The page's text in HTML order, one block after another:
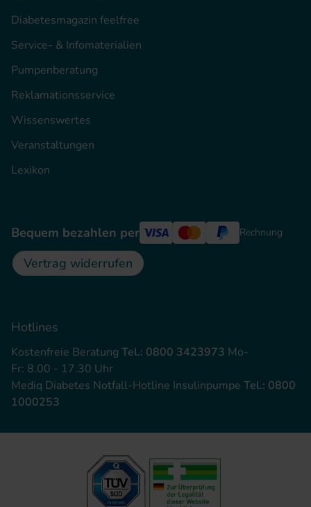
Diabetesmagazin feelfree
Service- & Infomaterialien
Pumpenberatung
Reklamationsservice
Wissenswertes
Veranstaltungen
Lexikon
Bequem bezahlen per Rechnung
Vertrag widerrufen
Hotlines
Kostenfreie Beratung Tel.: 0800 3423973 Mo-
Fr: 8.00 - 17.30 Uhr
Mediq Diabetes Notfall-Hotline Insulinpumpe Tel.: 0800
1000253